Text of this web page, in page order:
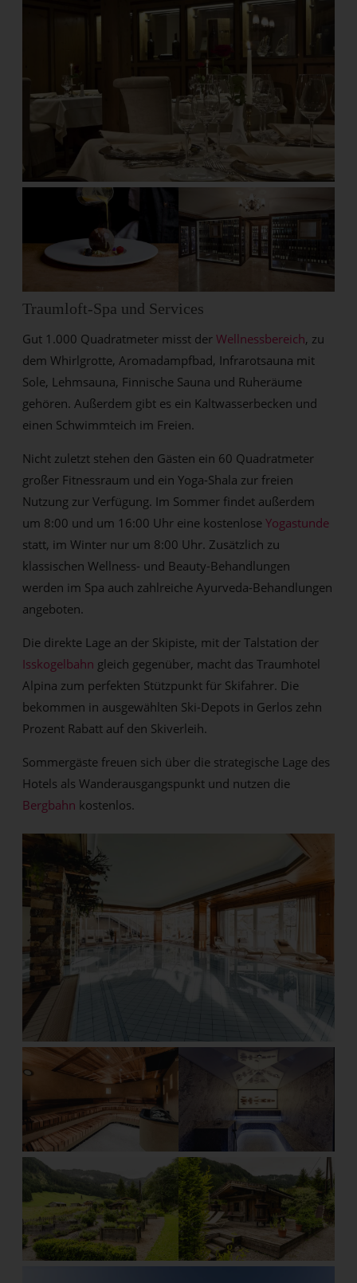
Traumloft-Spa und Services
Gut 1.000 Quadratmeter misst derWellnessbereich, zu
dem Whirlgrotte, Aromadampfbad, Infrarotsauna mit
Sole, Lehmsauna, Finnische Sauna und Ruheräume
gehören. Außerdem gibt es ein Kaltwasserbecken und
einen Schwimmteich im Freien.
Nicht zuletzt stehen den Gästen ein 60 Quadratmeter
großer Fitnessraum und ein Yoga-Shala zur freien
Nutzung zur Verfügung. Im Sommer findet außerdem
um 8:00 und um 16:00 Uhr eine kostenloseYogastunde
statt, im Winter nur um 8:00 Uhr. Zusätzlich zu
klassischen Wellness- und Beauty-Behandlungen
werden im Spa auch zahlreiche Ayurveda-Behandlungen
angeboten.
Die direkte Lage an der Skipiste, mit der Talstation der
Isskogelbahn gleich gegenüber, macht das Traumhotel
Alpina zum perfekten Stützpunkt für Skifahrer. Die
bekommen in ausgewählten Ski-Depots in Gerlos zehn
Prozent Rabatt auf den Skiverleih.
Sommergäste freuen sich über die strategische Lage des
Hotels als Wanderausgangspunkt und nutzen die
Bergbahn kostenlos.